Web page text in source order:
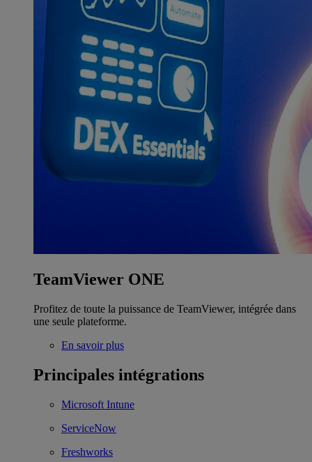
TeamViewer ONE
Profitez de toute la puissance de TeamViewer, intégrée dans
une seule plateforme.
En savoir plus
Principales intégrations
Microsoft Intune
ServiceNow
Freshworks